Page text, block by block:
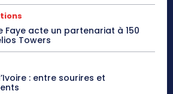
Faye acte un partenariat à 150
Towers
: entre sourires et